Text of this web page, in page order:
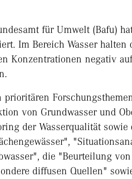
für Umwelt (Bafu)
Im Bereich Wasser
Konzentrationen negativ
prioritären
von Grundwasser und
der Wasserqualität
die "Beurteilung
diffusen Quellen"